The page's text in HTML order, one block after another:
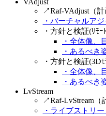
VAdjust
↗Raf-VAdjust（計
・バーチャルア
・方針と検証(ﾘﾓｰ
・全体像、
・あるべき
・方針と検証(3D
・全体像、
・あるべき
LvStream
↗Raf-LvStream（
・ライブストリ